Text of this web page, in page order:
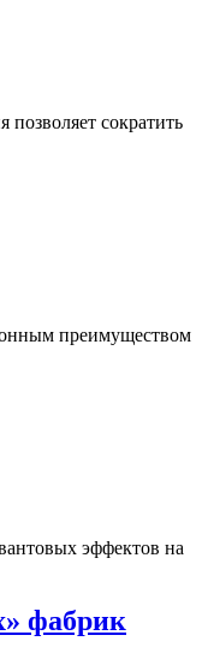
сократить
преимуществом
эффектов на
фабрик